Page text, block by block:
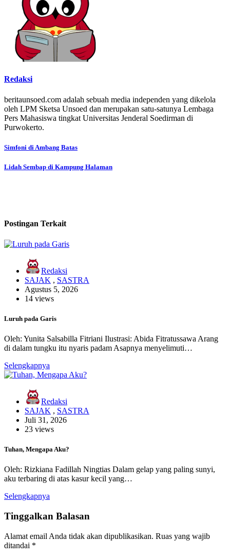
Redaksi
beritaunsoed.com adalah sebuah media independen yang dikelola
oleh LPM Sketsa Unsoed dan merupakan satu-satunya Lembaga
Pers Mahasiswa tingkat Universitas Jenderal Soedirman di
Purwokerto.
Navigasi
pos
Simfoni di Ambang Batas
Lidah Sembap di Kampung Halaman
Postingan Terkait
Redaksi
SAJAK , SASTRA
Agustus 5, 2026
14 views
Luruh pada Garis
Oleh: Yunita Salsabilla Fitriani Ilustrasi: Abida Fitratussawa Arang
di dalam tungku itu nyaris padam Asapnya menyelimuti…
Selengkapnya
Redaksi
SAJAK , SASTRA
Juli 31, 2026
23 views
Tuhan, Mengapa Aku?
Oleh: Rizkiana Fadillah Ningtias Dalam gelap yang paling sunyi,
aku terbaring di atas kasur kecil yang…
Selengkapnya
Tinggalkan Balasan
Alamat email Anda tidak akan dipublikasikan. Ruas yang wajib
ditandai *